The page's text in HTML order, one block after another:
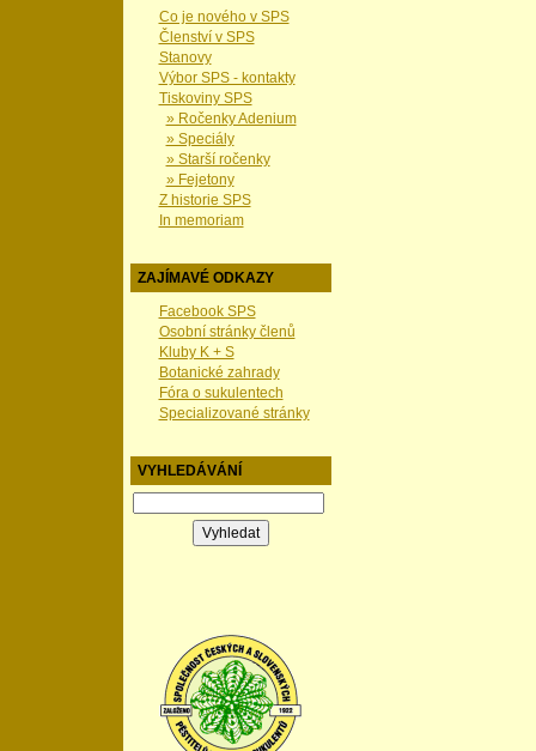
Co je nového v SPS
Členství v SPS
Stanovy
Výbor SPS - kontakty
Tiskoviny SPS
» Ročenky Adenium
» Speciály
» Starší ročenky
» Fejetony
Z historie SPS
In memoriam
ZAJÍMAVÉ ODKAZY
Facebook SPS
Osobní stránky členů
Kluby K + S
Botanické zahrady
Fóra o sukulentech
Specializované stránky
VYHLEDÁVÁNÍ